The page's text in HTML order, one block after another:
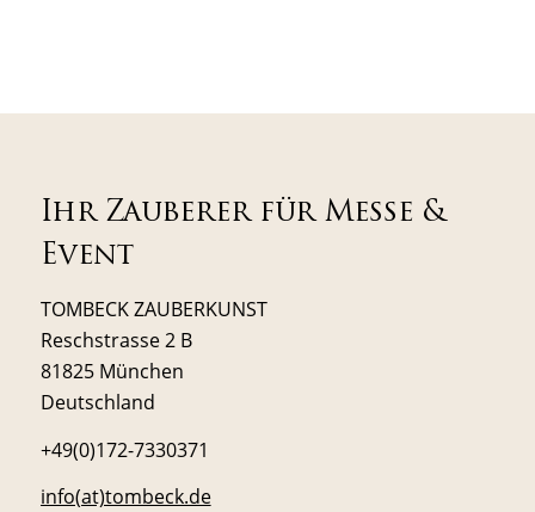
Ihr Zauberer für Messe &
Event
TOMBECK ZAUBERKUNST
Reschstrasse 2 B
81825 München
Deutschland
+49(0)172-7330371
info(at)tombeck.de